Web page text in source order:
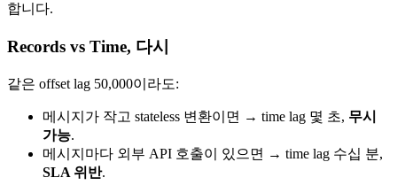
합니다.
Records vs Time, 다시
같은 offset lag 50,000이라도:
메시지가 작고 stateless 변환이면 → time lag 몇 초, 무시
가능.
메시지마다 외부 API 호출이 있으면 → time lag 수십 분,
SLA 위반.